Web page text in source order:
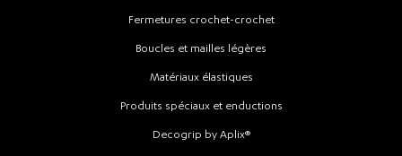
Fermetures crochet-crochet
Boucles et mailles légères
Matériaux élastiques
Produits spéciaux et enductions
Decogrip by Aplix®